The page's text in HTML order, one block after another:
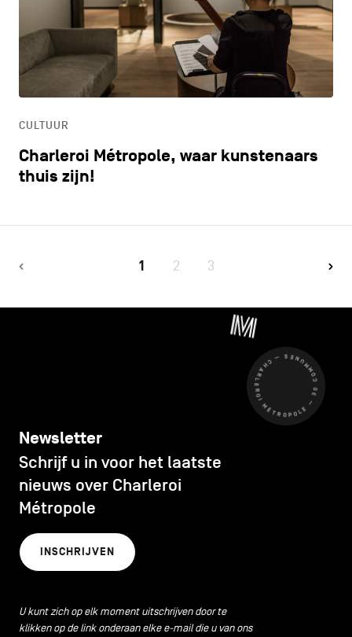
CULTUUR
Charleroi Métropole, waar kunstenaars
thuis zijn!
1 2 3
CHARLEROI MÉTROPOLE — 30 COMMUNES —
Newsletter
Schrijf u in voor het laatste
nieuws over Charleroi
Métropole
INSCHRIJVEN
U kunt zich op elk moment uitschrijven door te
klikken op de link onderaan elke e-mail die u van ons